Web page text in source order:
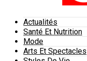
Actualités
Santé Et Nutrition
Mode
Arts Et Spectacles